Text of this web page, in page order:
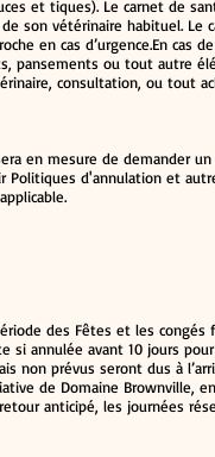
et tiques). Le carnet de
son vétérinaire habituel. Le
en cas d’urgence.En cas
pansements ou tout autre
consultation, ou tout
en mesure de demander
Politiques d'annulation et
des Fêtes et les congés
annulée avant 10 jours
non prévus seront dus à
de Domaine Brownville,
anticipé, les journées